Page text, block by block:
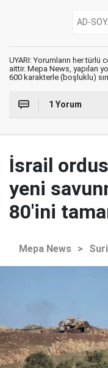
UYARI: Yorumların her
aittir. Mepa News, yapılan
600 karakterle (boşluklu)
1 Yorum
İsrail
yeni
80'ini
Mepa News >